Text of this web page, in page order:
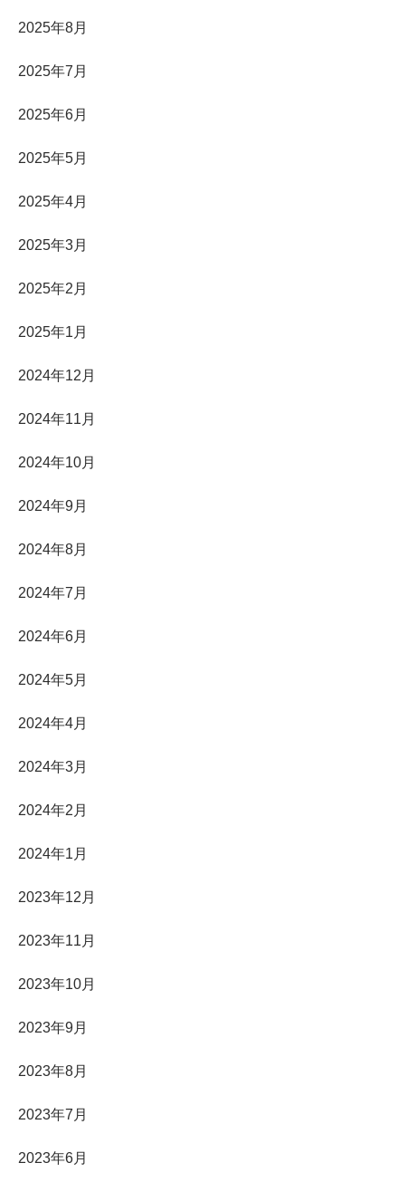
2025年8月
2025年7月
2025年6月
2025年5月
2025年4月
2025年3月
2025年2月
2025年1月
2024年12月
2024年11月
2024年10月
2024年9月
2024年8月
2024年7月
2024年6月
2024年5月
2024年4月
2024年3月
2024年2月
2024年1月
2023年12月
2023年11月
2023年10月
2023年9月
2023年8月
2023年7月
2023年6月